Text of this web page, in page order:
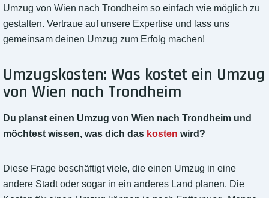
Umzug von Wien nach Trondheim so einfach wie möglich zu
gestalten. Vertraue auf unsere Expertise und lass uns
gemeinsam deinen Umzug zum Erfolg machen!
Umzugskosten: Was kostet ein Umzug
von Wien nach Trondheim
Du planst einen Umzug von Wien nach Trondheim und
möchtest wissen, was dich das kosten wird?
Diese Frage beschäftigt viele, die einen Umzug in eine
andere Stadt oder sogar in ein anderes Land planen. Die